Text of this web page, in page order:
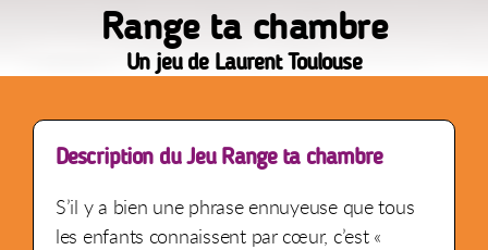
Range ta chambre
Un jeu de Laurent Toulouse
Description du Jeu Range ta chambre
S’il y a bien une phrase ennuyeuse que tous
les enfants connaissent par cœur, c’est «